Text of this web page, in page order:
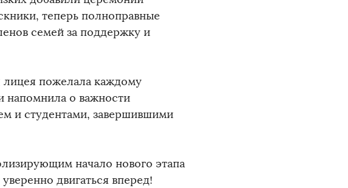
теперь полноправные
семей за поддержку и
лицея пожелала каждому
напомнила о важности
и студентами, завершившими
начало нового этапа
двигаться вперед!